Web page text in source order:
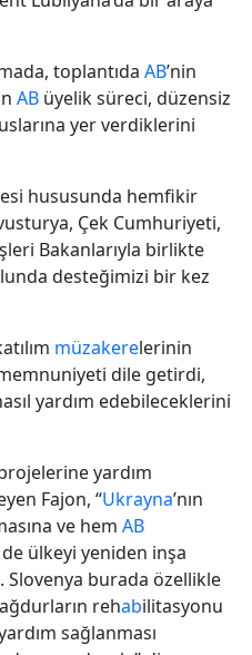
toplantıda AB’nin
AB üyelik süreci, düzensiz
yer verdiklerini
hususunda hemfikir
Çek Cumhuriyeti,
Bakanlarıyla birlikte
desteğimizi bir kez
müzakerelerinin
dile getirdi,
yardım edebileceklerini
yardım
Fajon, “Ukrayna’nın
ve hem AB
ülkeyi yeniden inşa
Slovenya burada özellikle
rehabilitasyonu
sağlanması